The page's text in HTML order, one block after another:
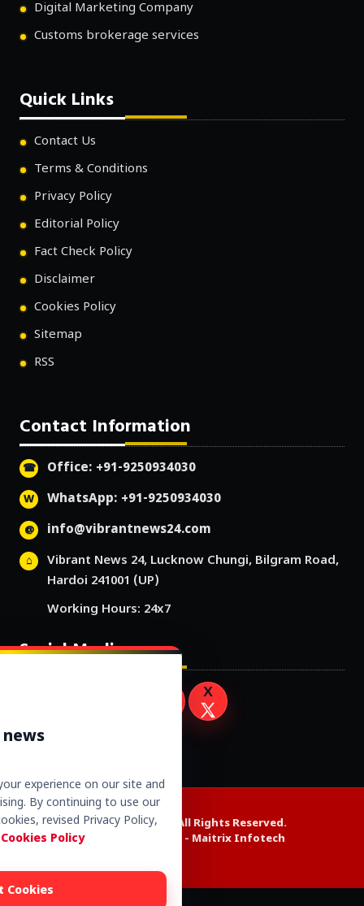
Digital Marketing Company
Customs brokerage services
Quick Links
Contact Us
Terms & Conditions
Privacy Policy
Editorial Policy
Fact Check Policy
Disclaimer
Cookies Policy
Sitemap
RSS
Contact Information
Office: +91-9250934030
WhatsApp: +91-9250934030
info@vibrantnews24.com
Vibrant News 24, Lucknow Chungi, Bilgram Road,
Hardoi 241001 (UP)
Working Hours: 24x7
Social Media
Copyright © 2026. All Rights Reserved.
Website Design by - Maitrix Infotech
experience on our site and
By continuing to use our
revised Privacy Policy,
Policy
Cookies